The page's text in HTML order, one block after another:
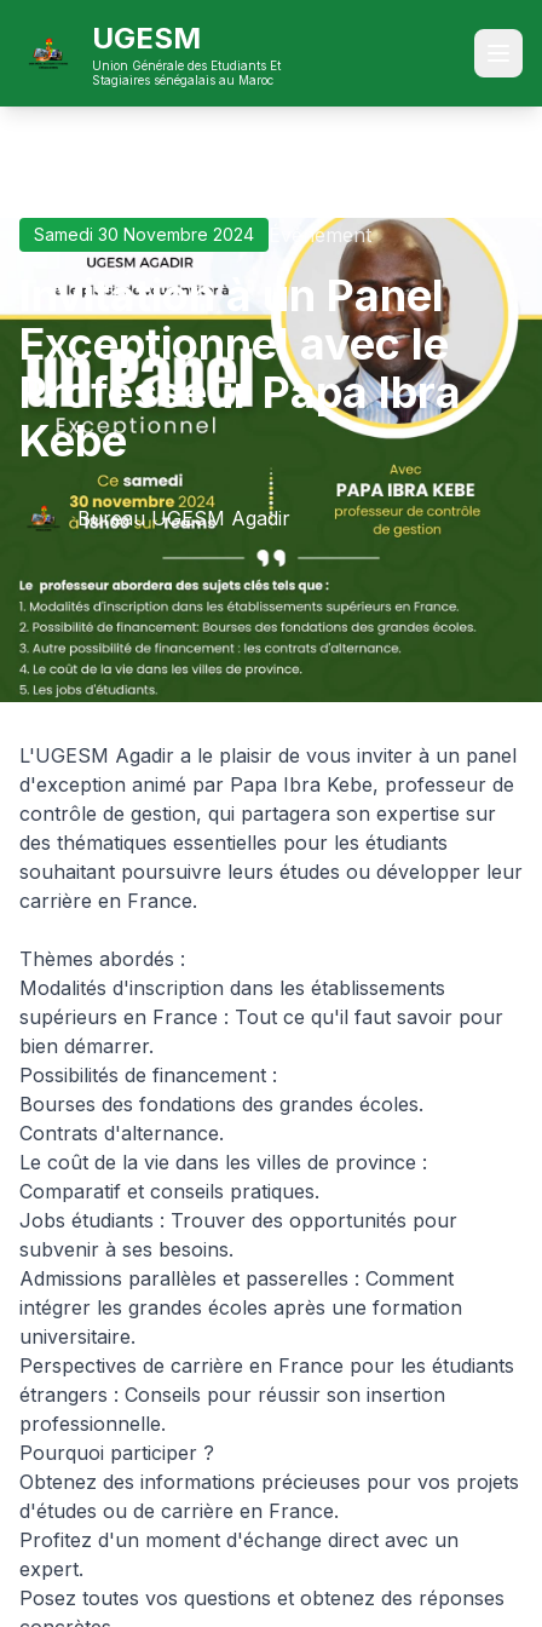
UGESM
Union Générale des Etudiants Et
Stagiaires sénégalais au Maroc
Accueil Actualites
Samedi 30 Novembre 2024 Événement
Invitation à un Panel
Exceptionnel avec le
Professeur Papa Ibra
Kebe
Bureau UGESM Agadir
L'UGESM Agadir a le plaisir de vous inviter à un panel
d'exception animé par Papa Ibra Kebe, professeur de
contrôle de gestion, qui partagera son expertise sur
des thématiques essentielles pour les étudiants
souhaitant poursuivre leurs études ou développer leur
carrière en France.
Thèmes abordés :
Modalités d'inscription dans les établissements
supérieurs en France : Tout ce qu'il faut savoir pour
bien démarrer.
Possibilités de financement :
Bourses des fondations des grandes écoles.
Contrats d'alternance.
Le coût de la vie dans les villes de province :
Comparatif et conseils pratiques.
Jobs étudiants : Trouver des opportunités pour
subvenir à ses besoins.
Admissions parallèles et passerelles : Comment
intégrer les grandes écoles après une formation
universitaire.
Perspectives de carrière en France pour les étudiants
étrangers : Conseils pour réussir son insertion
professionnelle.
Pourquoi participer ?
Obtenez des informations précieuses pour vos projets
d'études ou de carrière en France.
Profitez d'un moment d'échange direct avec un
expert.
Posez toutes vos questions et obtenez des réponses